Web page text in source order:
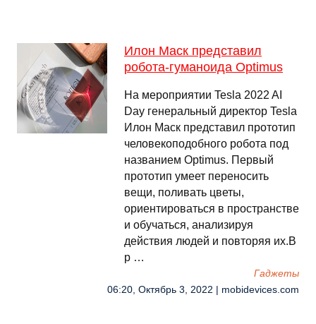
Илон Маск представил
робота-гуманоида Optimus
На мероприятии Tesla 2022 AI
Day генеральный директор Tesla
Илон Маск представил прототип
человекоподобного робота под
названием Optimus. Первый
прототип умеет переносить
вещи, поливать цветы,
ориентироваться в пространстве
и обучаться, анализируя
действия людей и повторяя их.В
р …
Гаджеты
06:20, Октябрь 3, 2022 | mobidevices.com